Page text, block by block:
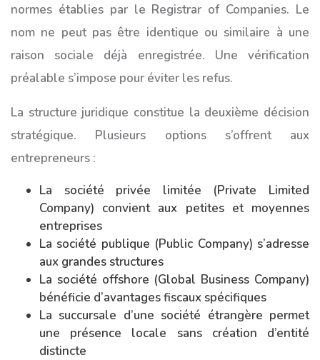
normes établies par le Registrar of Companies. Le
nom ne peut pas être identique ou similaire à une
raison sociale déjà enregistrée. Une vérification
préalable s’impose pour éviter les refus.
La structure juridique constitue la deuxième décision
stratégique. Plusieurs options s’offrent aux
entrepreneurs :
La société privée limitée (Private Limited
Company) convient aux petites et moyennes
entreprises
La société publique (Public Company) s’adresse
aux grandes structures
La société offshore (Global Business Company)
bénéficie d’avantages fiscaux spécifiques
La succursale d’une société étrangère permet
une présence locale sans création d’entité
distincte